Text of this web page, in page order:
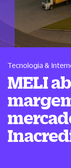
Tecnologia &
MELI